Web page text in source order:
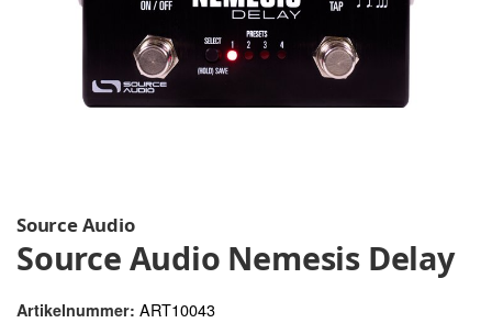
Source Audio
Source Audio Nemesis Delay
Artikelnummer: ART10043